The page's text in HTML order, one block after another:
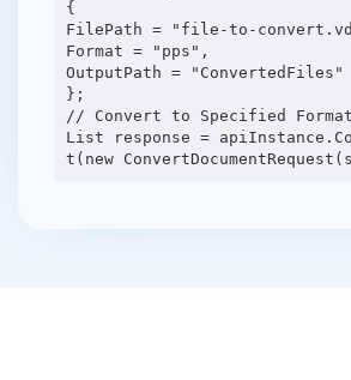
{
FilePath = "file-to-
Format = "pps",
OutputPath = "ConvertedFiles"
};
// Convert to Specified Format
List response =